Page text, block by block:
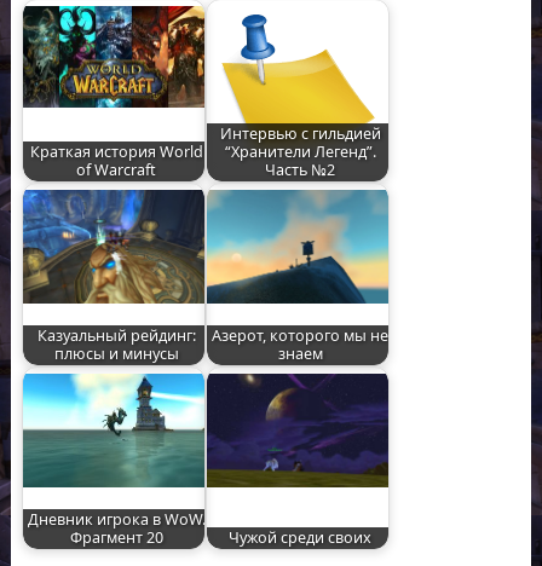
Краткая история World
of Warcraft
Интервью с гильдией
“Хранители Легенд”.
Часть №2
Казуальный рейдинг:
плюсы и минусы
Азерот, которого мы не
знаем
Дневник игрока в WoW.
Фрагмент 20
Чужой среди своих